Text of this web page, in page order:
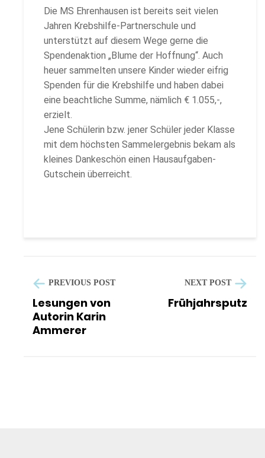
Die MS Ehrenhausen ist bereits seit vielen
Jahren Krebshilfe-Partnerschule und
unterstützt auf diesem Wege gerne die
Spendenaktion „Blume der Hoffnung“. Auch
heuer sammelten unsere Kinder wieder eifrig
Spenden für die Krebshilfe und haben dabei
eine beachtliche Summe, nämlich € 1.055,-,
erzielt.
Jene Schülerin bzw. jener Schüler jeder Klasse
mit dem höchsten Sammelergebnis bekam als
kleines Dankeschön einen Hausaufgaben-
Gutschein überreicht.
PREVIOUS POST
Lesungen von
Autorin Karin
Ammerer
NEXT POST
Frühjahrsputz